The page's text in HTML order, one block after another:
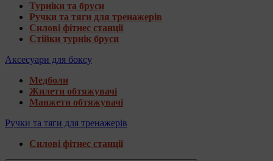
Турніки та бруси
Ручки та тяги для тренажерів
Силові фітнес станції
Стійки турнік бруси
Аксесуари для боксу
Медболи
Жилети обтяжувачі
Манжети обтяжувачі
Ручки та тяги для тренажерів
Силові фітнес станції